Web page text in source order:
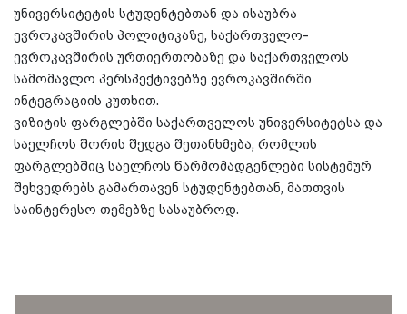
უნივერსიტეტის სტუდენტებთან და ისაუბრა
ევროკავშირის პოლიტიკაზე, საქართველო-
ევროკავშირის ურთიერთობაზე და საქართველოს
სამომავლო პერსპექტივებზე ევროკავშირში
ინტეგრაციის კუთხით.
ვიზიტის ფარგლებში საქართველოს უნივერსიტეტსა და
საელჩოს შორის შედგა შეთანხმება, რომლის
ფარგლებშიც საელჩოს წარმომადგენლები სისტემურ
შეხვედრებს გამართავენ სტუდენტებთან, მათთვის
საინტერესო თემებზე სასაუბროდ.